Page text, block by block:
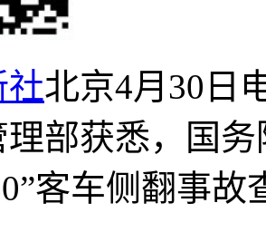
社北京4月30日
理部获悉，国
客车侧翻事